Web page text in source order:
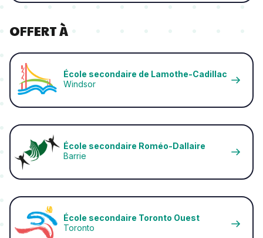
OFFERT À
École secondaire de Lamothe-Cadillac
Windsor
École secondaire Roméo-Dallaire
Barrie
École secondaire Toronto Ouest
Toronto